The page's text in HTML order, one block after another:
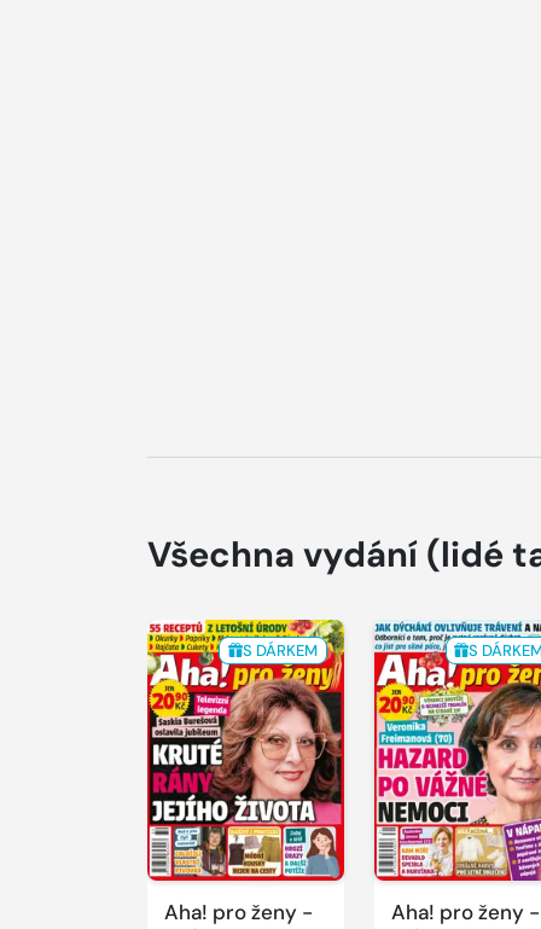
Všechna vydání (lidé
S DÁRKEM
Aha! pro ženy -
S
Aha! pro ženy -